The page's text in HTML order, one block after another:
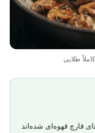
طلایی
قارچ قهوه‌ای شده‌اند